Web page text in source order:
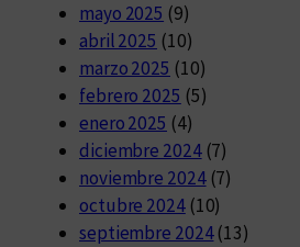
mayo 2025 (9)
abril 2025 (10)
marzo 2025 (10)
febrero 2025 (5)
enero 2025 (4)
diciembre 2024(7)
noviembre 2024(7)
octubre 2024(10)
septiembre 2024(13)